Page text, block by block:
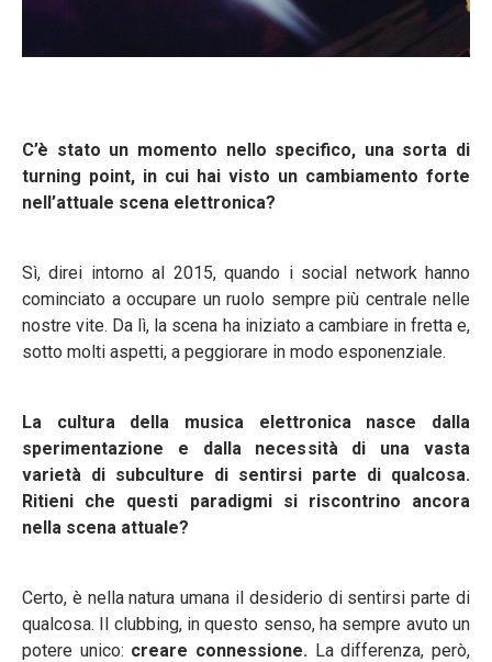
C’è stato un momento nello specifico, una sorta di
turning point, in cui hai visto un cambiamento forte
nell’attuale scena elettronica?
Sì, direi intorno al 2015, quando i social network hanno
cominciato a occupare un ruolo sempre più centrale nelle
nostre vite. Da lì, la scena ha iniziato a cambiare in fretta e,
sotto molti aspetti, a peggiorare in modo esponenziale.
La cultura della musica elettronica nasce dalla
sperimentazione e dalla necessità di una vasta
varietà di subculture di sentirsi parte di qualcosa.
Ritieni che questi paradigmi si riscontrino ancora
nella scena attuale?
Certo, è nella natura umana il desiderio di sentirsi parte di
qualcosa. Il clubbing, in questo senso, ha sempre avuto un
potere unico: creare connessione. La differenza, però,